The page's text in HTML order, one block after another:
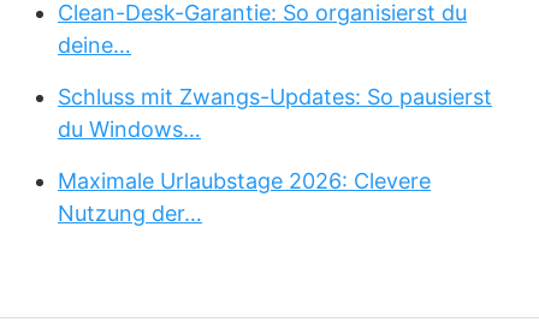
Clean-Desk-Garantie: So organisierst du
deine…
Schluss mit Zwangs-Updates: So pausierst
du Windows…
Maximale Urlaubstage 2026: Clevere
Nutzung der…